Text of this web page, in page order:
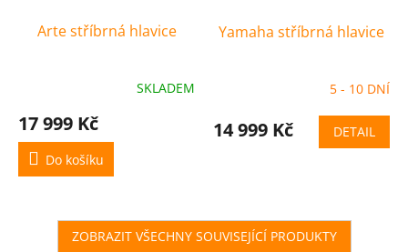
Arte stříbrná hlavice
SKLADEM
17 999 Kč
Do košíku
Yamaha stříbrná hlavice
5 - 10 DNÍ
14 999 Kč DETAIL
ZOBRAZIT VŠECHNY SOUVISEJÍCÍ PRODUKTY